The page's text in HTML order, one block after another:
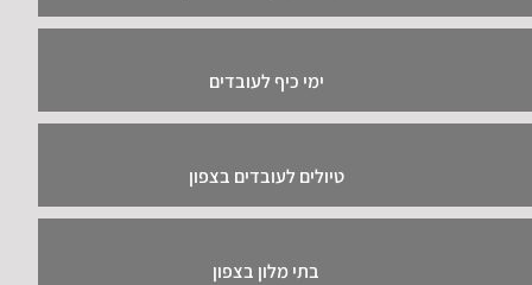
ימי כיף לעובדים
טיולים לעובדים בצפון
בתי מלון בצפון